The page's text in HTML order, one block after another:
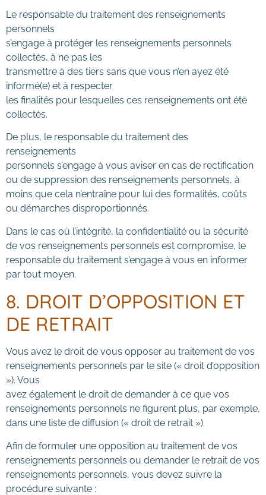
Le responsable du traitement des renseignements
personnels
s’engage à protéger les renseignements personnels
collectés, à ne pas les
transmettre à des tiers sans que vous n’en ayez été
informé(e) et à respecter
les finalités pour lesquelles ces renseignements ont été
collectés.
De plus, le responsable du traitement des
renseignements
personnels s’engage à vous aviser en cas de rectification
ou de suppression des renseignements personnels, à
moins que cela n’entraîne pour lui des formalités, coûts
ou démarches disproportionnés.
Dans le cas où l’intégrité, la confidentialité ou la sécurité
de vos renseignements personnels est compromise, le
responsable du traitement s’engage à vous en informer
par tout moyen.
8. DROIT D’OPPOSITION ET
DE RETRAIT
Vous avez le droit de vous opposer au traitement de vos
renseignements personnels par le site (« droit d’opposition
»). Vous
avez également le droit de demander à ce que vos
renseignements personnels ne figurent plus, par exemple,
dans une liste de diffusion (« droit de retrait »).
Afin de formuler une opposition au traitement de vos
renseignements personnels ou demander le retrait de vos
renseignements personnels, vous devez suivre la
procédure suivante :